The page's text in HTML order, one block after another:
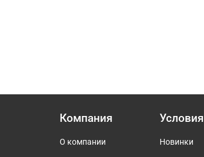
Компания
О компании
Условия
Новинки